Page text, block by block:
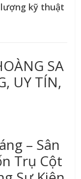
kỹ thuật
SA
UY TÍN,